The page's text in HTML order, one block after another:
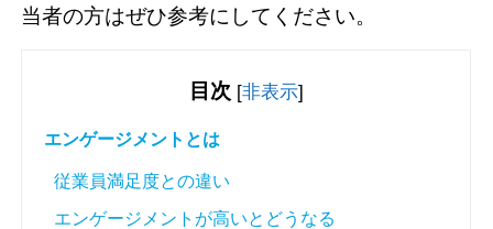
当者の方はぜひ参考にしてください。
目次 [非表示]
エンゲージメントとは
従業員満足度との違い
エンゲージメントが高いとどうなる